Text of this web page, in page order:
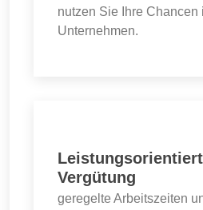
nutzen Sie Ihre Chancen
Unternehmen.
Vergütung
geregelte Arbeitszeiten